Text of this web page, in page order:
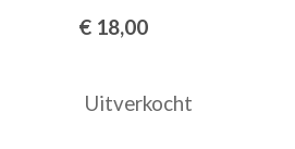
€ 18,00
Uitverkocht